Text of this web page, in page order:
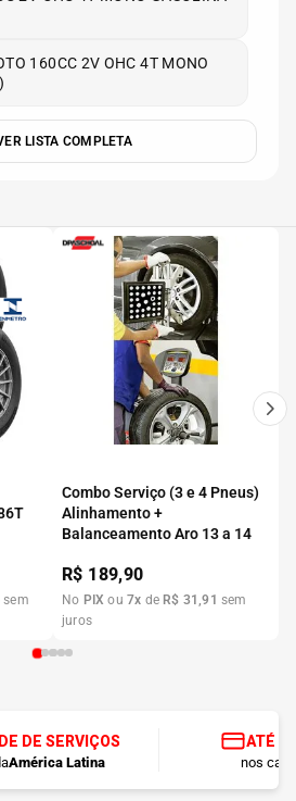
160CC 2V OHC 4T MONO
LISTA COMPLETA
sem
Combo Serviço (3 e 4 Pneus)
Alinhamento +
Balanceamento Aro 13 a 14
R$ 189,90
No PIX ou7x de R$ 31 ,91 sem
juros
DE SERVIÇOS
América Latina
ATÉ
nos